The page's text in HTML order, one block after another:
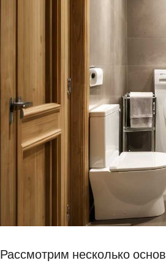
Рассмотрим несколько